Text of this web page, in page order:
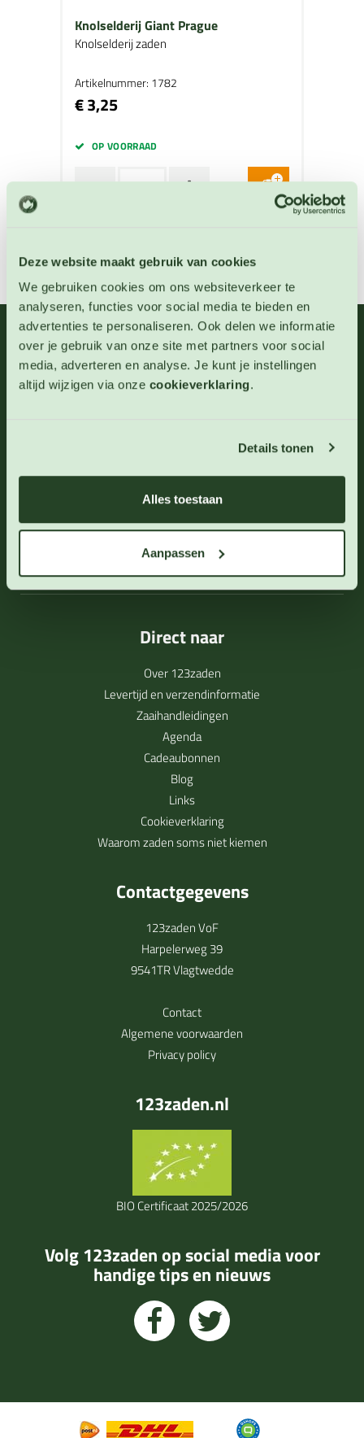
Deze website maakt gebruik van cookies
We gebruiken cookies om ons websiteverkeer te
analyseren, functies voor social media te bieden en
advertenties te personaliseren. Ook delen we informatie
over je gebruik van onze site met partners voor social
media, adverteren en analyse. Je kunt je instellingen
altijd wijzigen via onze cookieverklaring.
Details tonen
Alles toestaan
Aanpassen
Knolselderij Giant Prague
Knolselderij zaden
Artikelnummer: 1782
€ 3,25
OP VOORRAAD
06 - 46 63 38 39 (ma - vr 10-17 uur)
info@123zaden.nl
Inschrijven
Direct naar
Over 123zaden
Levertijd en verzendinformatie
Zaaihandleidingen
Agenda
Cadeaubonnen
Blog
Links
Cookieverklaring
Waarom zaden soms niet kiemen
Contactgegevens
123zaden VoF
Harpelerweg 39
9541TR Vlagtwedde
Contact
Algemene voorwaarden
Privacy policy
123zaden.nl
BIO Certificaat 2025/2026
Volg 123zaden op social media voor
handige tips en nieuws